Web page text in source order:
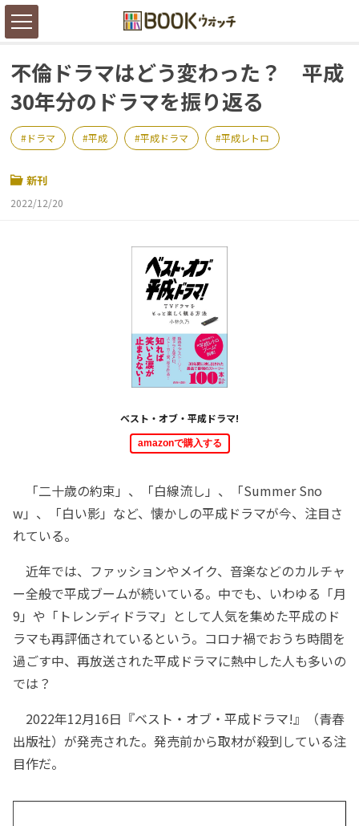
不倫ドラマはどう変わった？ 平成
30年分のドラマを振り返る
ドラマ 平成 平成ドラマ 平成レトロ
新刊
2022/12/20
ベスト・オブ・平成ドラマ!
amazonで購入する
「二十歳の約束」、「白線流し」、「Summer Sno
w」、「白い影」など、懐かしの平成ドラマが今、注目さ
れている。
近年では、ファッションやメイク、音楽などのカルチャ
ー全般で平成ブームが続いている。中でも、いわゆる「月
9」や「トレンディドラマ」として人気を集めた平成のド
ラマも再評価されているという。コロナ禍でおうち時間を
過ごす中、再放送された平成ドラマに熱中した人も多いの
では？
2022年12月16日『ベスト・オブ・平成ドラマ!』（青春
出版社）が発売された。発売前から取材が殺到している注
目作だ。